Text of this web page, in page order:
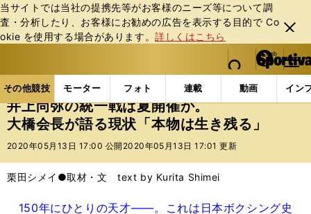
当サイトでは当社の提携先等がお客様のニーズ等について調
査・分析したり、お客様にお勧めの広告を表⽰する⽬的で Co
okie を使⽤する場合があります。詳しくはこちら
閉じ
る
web Sportiva (webスポルティーバ)
検索
マイペ
ー
ジ
メニュ
その他競技 モーター フォト 連載 動画 イン
ス
ポ
ル
バ
その他競技の記事一覧 格闘技 ボクシング 井上
井上尚弥の統一戦は夏開催か。
大橋会長が語る現状「本物は生き残る」
2020年05月13日 17:00 公開 2020年05月13日 17:01 更新
栗田シメイ●取材・文 text by Kurita Shimei
150年にひとりの天才――。これは日本ボクシング史